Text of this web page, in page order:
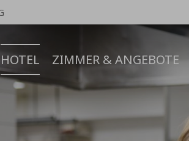
HOTEL ZIMMER & ANGEBOTE